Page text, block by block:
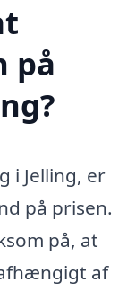
på
i Jelling, er
på prisen.
på, at
af